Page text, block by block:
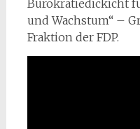
Bürokratiedickicht
und Wachstum“ –
Fraktion der FDP.